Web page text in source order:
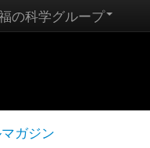
の科学グループ
ガジン